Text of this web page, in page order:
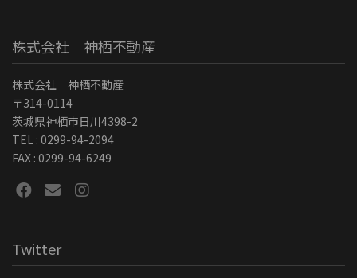
株式会社 神栖不動産
株式会社 神栖不動産
〒314-0114
茨城県神栖市日川4398-2
TEL : 0299-94-2094
FAX : 0299-94-6249
Twitter